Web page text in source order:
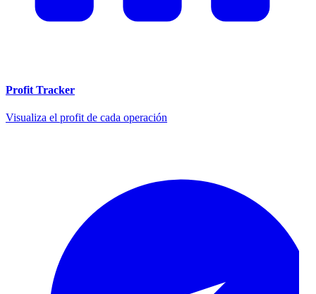
Profit Tracker
Visualiza el profit de cada operación